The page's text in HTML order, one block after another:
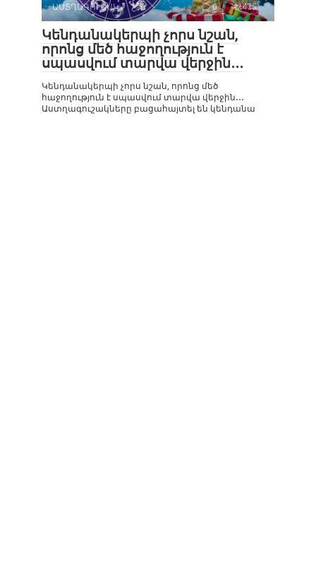
ԱՍՏՂԱԳՈՒՇԱԿ 0 475
Կենդանակերպի չորս նշան,
որոնց մեծ հաջողություն է
սպասվում տարվա վերջին․․․
Կենդանակերպի չորս նշան, որոնց մեծ
հաջողություն է սպասվում տարվա վերջին․․․
Աստղագուշակները բացահայտել են կենդանա